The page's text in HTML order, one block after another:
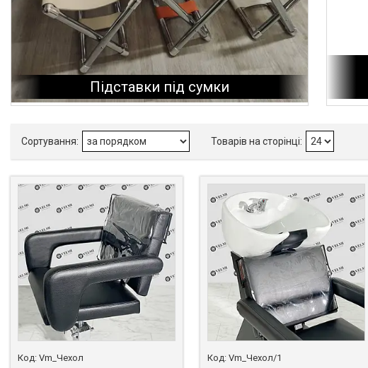
Підставки під сумки
Vm_Чехол Vm_Чехол/1